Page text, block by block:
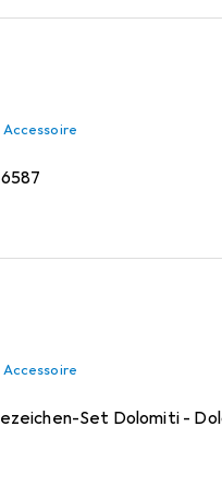
Set Dolomiti -